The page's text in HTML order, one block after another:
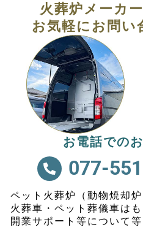
火葬炉メーカ
お気軽にお問い
お電話での
077-
ペット火葬炉（動物焼却
火葬車・ペット葬儀車は
開業サポート等について